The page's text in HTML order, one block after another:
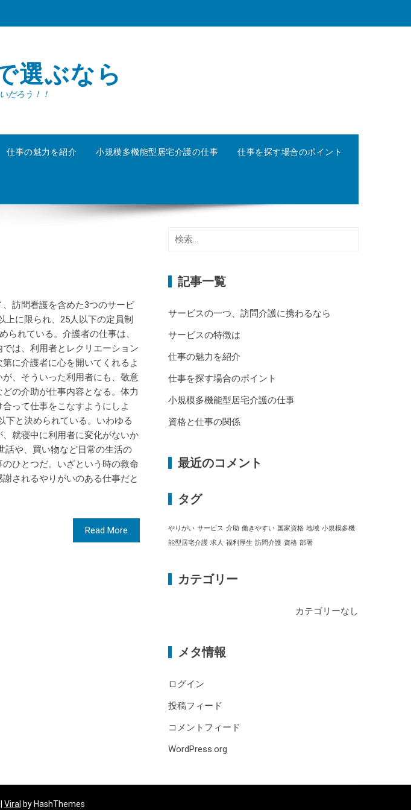
選ぶなら
だろう！！
仕事の魅力を紹介 小規模多機能型居宅介護の仕事 仕事を探す場合のポイント
訪問看護を含めた3つのサービ
に限られ、25人以下の定員制
られている。介護者の仕事は、
は、利用者とレクリエーション
に介護者に心を開いてくれるよ
、そういった利用者にも、敬意
の介助が仕事内容となる。体力
って仕事をこなすようにしよ
下と決められている。いわゆる
就寝中に利用者に変化がないか
話や、買い物など日常の生活の
ひとつだ。いざという時の救命
されるやりがいのある仕事だと
Read More
検
記事一覧
サービスの一つ、訪問介護に携わるなら
サービスの特徴は
仕事の魅力を紹介
仕事を探す場合のポイント
小規模多機能型居宅介護の仕事
資格と仕事の関係
最近のコメント
タグ
やりがい サービス 介助 働きやすい 国家資格 地域 小規模多機
能型居宅介護 求人 福利厚生 訪問介護 資格 部署
カテゴリー
カテゴリーなし
メタ情報
ログイン
投稿フィード
コメントフィード
WordPress.org
Viral by HashThemes